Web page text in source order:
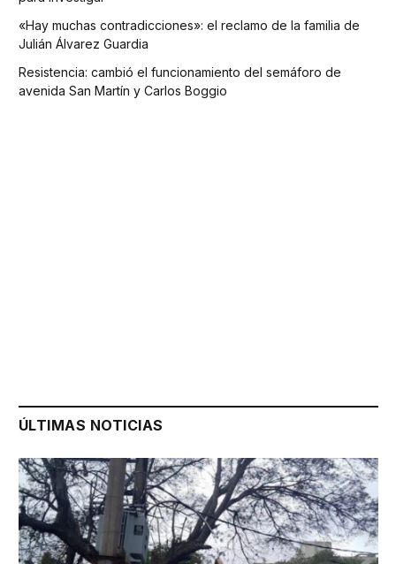
«Hay muchas contradicciones»: el reclamo de la familia de
Julián Álvarez Guardia
Resistencia: cambió el funcionamiento del semáforo de
avenida San Martín y Carlos Boggio
ÚLTIMAS NOTICIAS